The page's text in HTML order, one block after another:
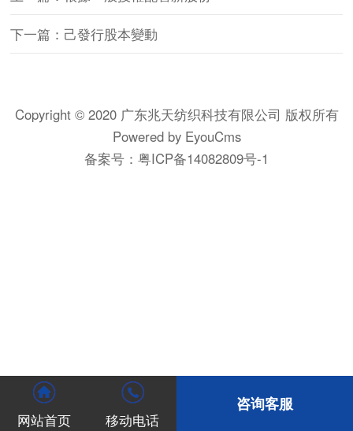
下一篇：己發行股本變動
Copyright © 2020 广东兆天纺织科技有限公司 版权所有
Powered by EyouCms
备案号： 粤ICP备14082809号-1
网站首页 移动电话
咨询客服